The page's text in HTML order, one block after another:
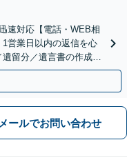
速対応【電話・WEB相
営業日以内の返信を心
留分／遺言書の作成・
日相談あり】
メールでお問い合わせ